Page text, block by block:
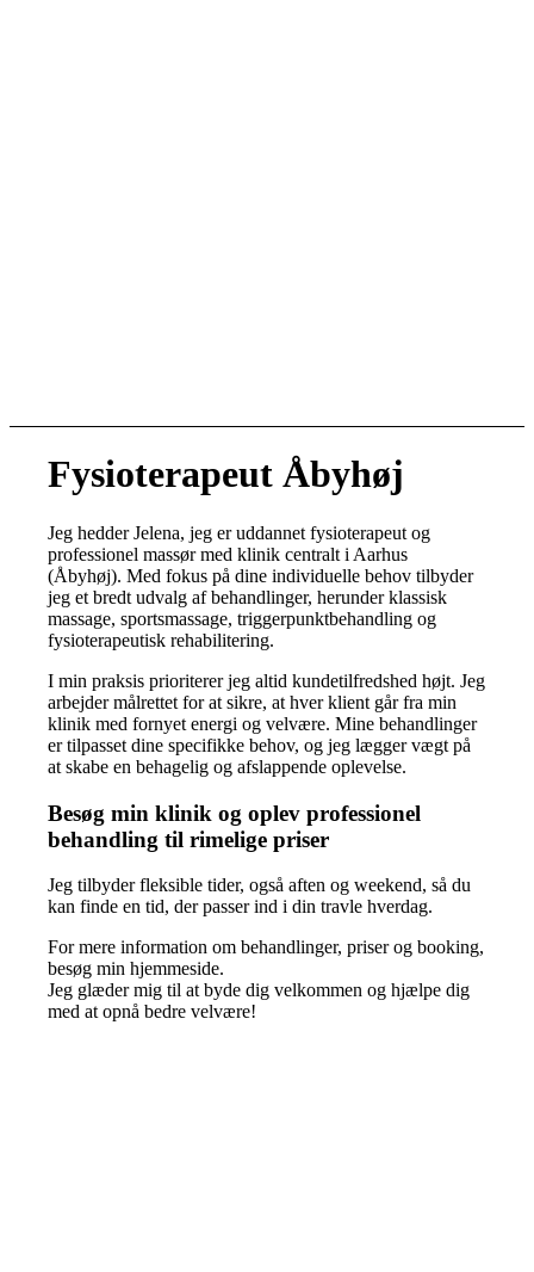
Fysioterapeut Åbyhøj
Jeg hedder Jelena, jeg er uddannet fysioterapeut og
professionel massør med klinik centralt i Aarhus
(Åbyhøj). Med fokus på dine individuelle behov tilbyder
jeg et bredt udvalg af behandlinger, herunder klassisk
massage, sportsmassage, triggerpunktbehandling og
fysioterapeutisk rehabilitering.
I min praksis prioriterer jeg altid kundetilfredshed højt. Jeg
arbejder målrettet for at sikre, at hver klient går fra min
klinik med fornyet energi og velvære. Mine behandlinger
er tilpasset dine specifikke behov, og jeg lægger vægt på
at skabe en behagelig og afslappende oplevelse.
Besøg min klinik og oplev professionel
behandling til rimelige priser
Jeg tilbyder fleksible tider, også aften og weekend, så du
kan finde en tid, der passer ind i din travle hverdag.
For mere information om behandlinger, priser og booking,
besøg min hjemmeside.
Jeg glæder mig til at byde dig velkommen og hjælpe dig
med at opnå bedre velvære!